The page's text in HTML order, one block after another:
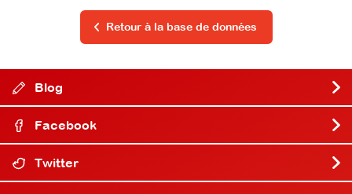
Retour à la base de données
Blog
Facebook
Twitter